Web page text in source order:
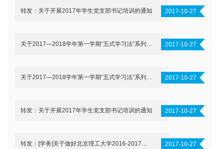
转发：关于开展2017年学生党支部书记培训的通知 2017-10-27
2017-10-27
2017-10-27
转发：关于开展2017年学生党支部书记培训的通知 2017-10-27
2017-10-27